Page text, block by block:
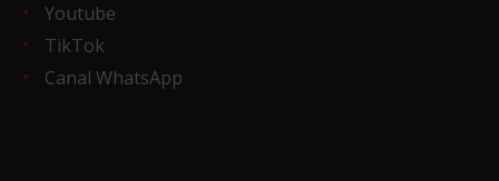
Youtube
TikTok
Canal WhatsApp